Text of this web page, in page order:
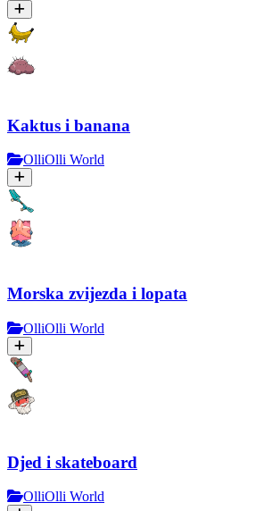
Kaktus i banana
OlliOlli World
Morska zvijezda i lopata
OlliOlli World
Djed i skateboard
OlliOlli World